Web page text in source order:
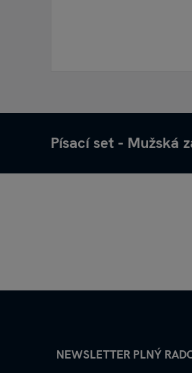
Písací set - Mužská
NEWSLETTER PLNÝ